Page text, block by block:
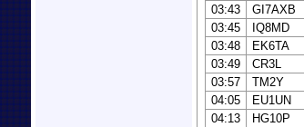
03:43
GI7AXB
03:45
IQ8MD
03:48
EK6TA
03:49
CR3L
03:57
TM2Y
04:05
EU1UN
04:13
HG10P